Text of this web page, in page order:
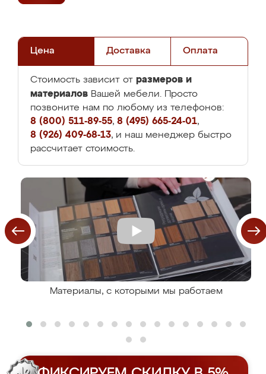
Цена Доставка Оплата
Стоимость зависит от размеров и
материалов Вашей мебели. Просто
позвоните нам по любому из телефонов:
8 (800) 511-89-55, 8 (495) 665-24-01,
8 (926) 409-68-13, и наш менеджер быстро
рассчитает стоимость.
Материалы, с которыми мы работаем